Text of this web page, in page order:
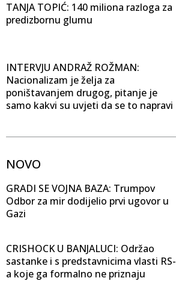
TANJA TOPIĆ: 140 miliona razloga za
predizbornu glumu
INTERVJU ANDRAŽ ROŽMAN:
Nacionalizam je želja za
poništavanjem drugog, pitanje je
samo kakvi su uvjeti da se to napravi
NOVO
GRADI SE VOJNA BAZA: Trumpov
Odbor za mir dodijelio prvi ugovor u
Gazi
CRISHOCK U BANJALUCI: Održao
sastanke i s predstavnicima vlasti RS-
a koje ga formalno ne priznaju